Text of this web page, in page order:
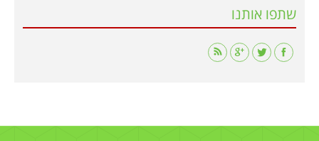
שתפו אותנו
Find us on: